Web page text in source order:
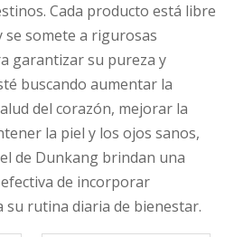
Cada producto está libre
se somete a rigurosas
garantizar su pureza y
buscando aumentar la
del corazón, mejorar la
la piel y los ojos sanos,
de Dunkang brindan una
de incorporar
su rutina diaria de bienestar.